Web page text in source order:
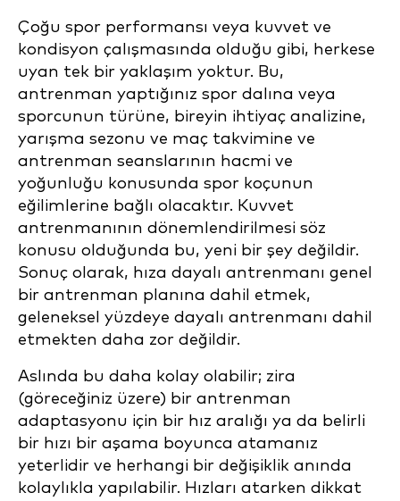
Çoğu spor performansı veya kuvvet ve
kondisyon çalışmasında olduğu gibi, herkese
uyan tek bir yaklaşım yoktur. Bu,
antrenman yaptığınız spor dalına veya
sporcunun türüne, bireyin ihtiyaç analizine,
yarışma sezonu ve maç takvimine ve
antrenman seanslarının hacmi ve
yoğunluğu konusunda spor koçunun
eğilimlerine bağlı olacaktır. Kuvvet
antrenmanının dönemlendirilmesi söz
konusu olduğunda bu, yeni bir şey değildir.
Sonuç olarak, hıza dayalı antrenmanı genel
bir antrenman planına dahil etmek,
geleneksel yüzdeye dayalı antrenmanı dahil
etmekten daha zor değildir.
Aslında bu daha kolay olabilir; zira
(göreceğiniz üzere) bir antrenman
adaptasyonu için bir hız aralığı ya da belirli
bir hızı bir aşama boyunca atamanız
yeterlidir ve herhangi bir değişiklik anında
kolaylıkla yapılabilir. Hızları atarken dikkat